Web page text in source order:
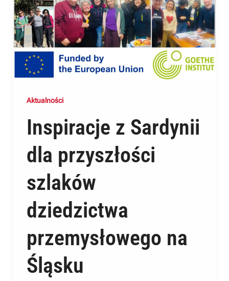
Aktualności
Inspiracje z Sardynii
dla przyszłości
szlaków
dziedzictwa
przemysłowego na
Śląsku